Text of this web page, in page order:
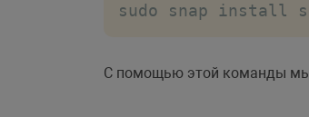
sudo snap install
С помощью этой команды мы